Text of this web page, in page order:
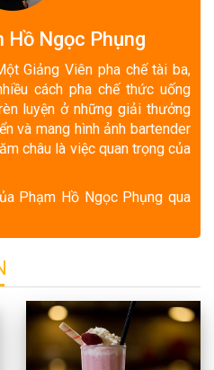
Hồ Ngọc Phụng
Giảng Viên pha chế tài ba,
cách pha chế thức uống
luyện ở những giải thưởng
và mang hình ảnh bartender
châu là việc quan trọng của
Phạm Hồ Ngọc Phụng qua